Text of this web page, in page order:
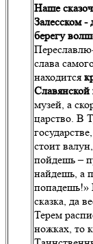
Наше
Залесском
берегу
слава
находится
музей, а
царство. В
стоит
пойдешь –
найдешь, а
попадешь!»
сказка, да
Терем
ножках, то